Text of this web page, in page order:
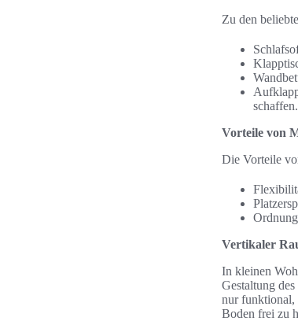
Zu den
schaffen.
Vorteile von
Die Vorteile
Vertikaler
In kleinen
Gestaltung
nur funktional,
Boden frei zu